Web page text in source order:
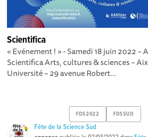
Scientifica
« Evénement ! » - Samedi 18 juin 2022 –
Scientifica Arts, cultures & sciences –
Université – 29 avenue Robert...
FDS2022 FDSSUD
Fête de la Science Sud